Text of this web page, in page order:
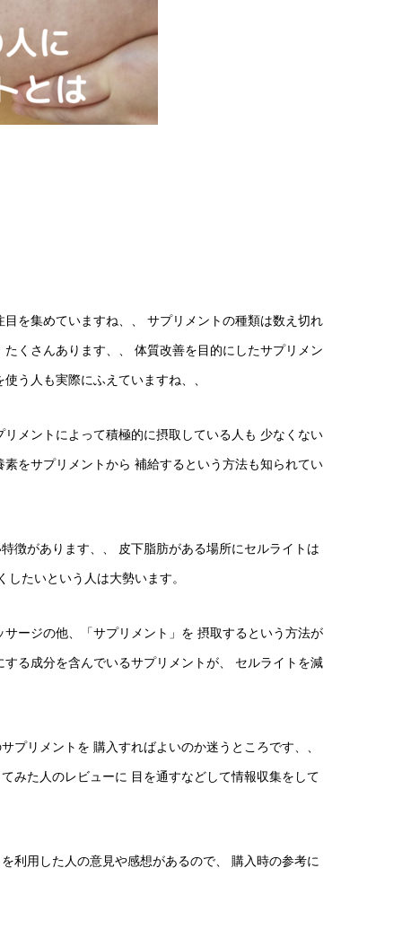
を集めていますね、、 サプリメントの種類は数え切れ
くさんあります、、 体質改善を目的にしたサプリメン
う人も実際にふえていますね、、
メントによって積極的に摂取している人も 少なくない
をサプリメントから 補給するという方法も知られてい
徴があります、、 皮下脂肪がある場所にセルライトは
たいという人は大勢います。
ージの他、「サプリメント」を 摂取するという方法が
る成分を含んでいるサプリメントが、 セルライトを減
プリメントを 購入すればよいのか迷うところです、、
みた人のレビューに 目を通すなどして情報収集をして
利用した人の意見や感想があるので、 購入時の参考に